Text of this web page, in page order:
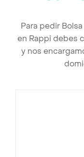
Para pedir
en Rappi debes
y nos